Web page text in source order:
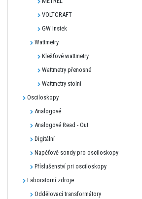
VOLTCRAFT
GW Instek
Wattmetry
Klešťové wattmetry
Wattmetry přenosné
Wattmetry stolní
Osciloskopy
Analogové
Analogové Read - Out
Digitální
Napěťově sondy pro osciloskopy
Příslušenství pri osciloskopy
Laboratorní zdroje
Oddělovací transformátory